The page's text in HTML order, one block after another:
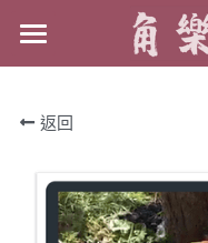
烤肉目錄
烤肉目錄
尾牙
返回所有商品分類